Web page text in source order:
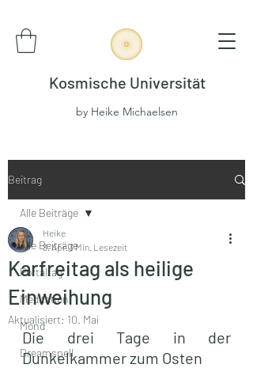
Kosmische Universität
by Heike Michaelsen
Beitrag
Alle Beiträge
Portaltag
Meditation
Mond
Dreamspell
Alle Beiträge
Karfreitag als heilige
Einweihung
Heike
3. Apr. 3 Min. Lesezeit
Aktualisiert: 10. Mai
Die drei Tage in der
Dunkelkammer zum Osten